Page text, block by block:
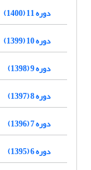
دوره 11 (1400)
دوره 10 (1399)
دوره 9 (1398)
دوره 8 (1397)
دوره 7 (1396)
دوره 6 (1395)